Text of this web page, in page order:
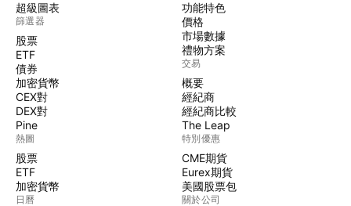
超級圖表
篩選器
股票
ETF
債券
加密貨幣
CEX對
DEX對
Pine
熱圖
股票
ETF
加密貨幣
日曆
功能特色
價格
市場數據
禮物方案
交易
概要
經紀商
經紀商比較
The Leap
特別優惠
CME期貨
Eurex期貨
美國股票包
關於公司